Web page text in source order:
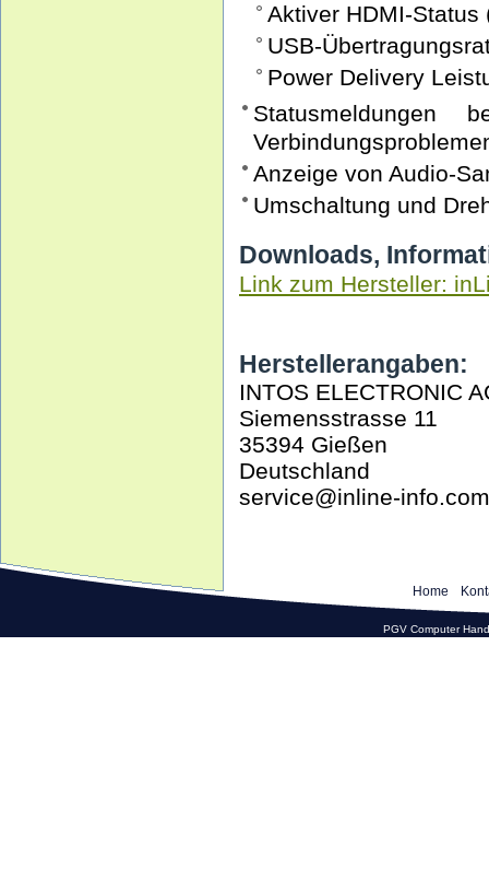
Aktiver HDMI-Status
USB-
Power Delivery
Statusmeldungen
Anzeige von Audio-
Umschaltung und
Downloads,
Link zum Hersteller:
Herstellerangaben:
INTOS ELECTRONIC
Siemensstrasse 11
35394 Gießen
Deutschland
service@inline-info.com
Home
PGV Computer